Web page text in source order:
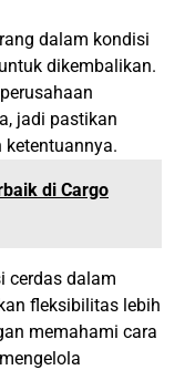
dalam kondisi
dikembalikan.
jadi pastikan
di Cargo
cerdas dalam
fleksibilitas lebih
memahami cara